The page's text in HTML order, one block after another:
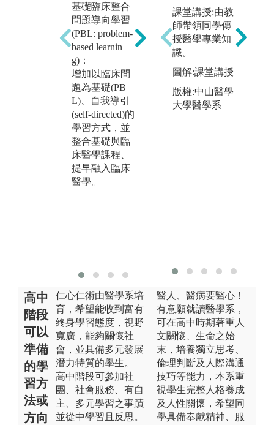
基礎臨床整合
問題導向學習
(PBL: problem-
based learnin
g)：
增加以臨床問
題為基礎(PB
L)、自我導引
(self-directed)的
學習方式，並
整合基礎與臨
床醫學課程、
提早融入臨床
醫學。
課堂講授:課程
包含數個學習
區段(learning bl
ocks)，每一區
段包含數週之
授課及問題導
向學習PBL病
案討論，並且
課堂講授:由教
師帶領同學傳
授醫學專業知
識。
圖解:課堂講授
版權:中山醫學
大學醫學系
高中
階段
可以
準備
的學
習方
法或
方向
仁心仁術由醫學系培
育，希望能收到富有
終身學習態度，視野
寬廣，能夠關懷社
會，並具備多元發展
潛力特質的學生。
高中階段可參加社
團、社會服務、有自
主、多元學習之事蹟
並從中學習且反思。
醫人、醫病要醫心！
有意願就讀醫學系，
可在高中時期著重人
文關懷、生命之始
末，培養獨立思考、
倫理判斷及人際溝通
技巧等能力，本系重
視學生完整人格養成
及人性關懷，希望同
學具備奉獻精神、服